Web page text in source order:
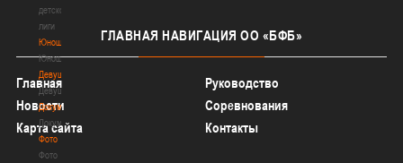
детской
лиги
Юноши
Юноши
Девушки
Девушки
Документы
Документы
Фото
Фото
ГЛАВНАЯ НАВИГАЦИЯ ОО «БФБ»
Главная
Руководство
Новости
Соревнования
Карта сайта
Контакты